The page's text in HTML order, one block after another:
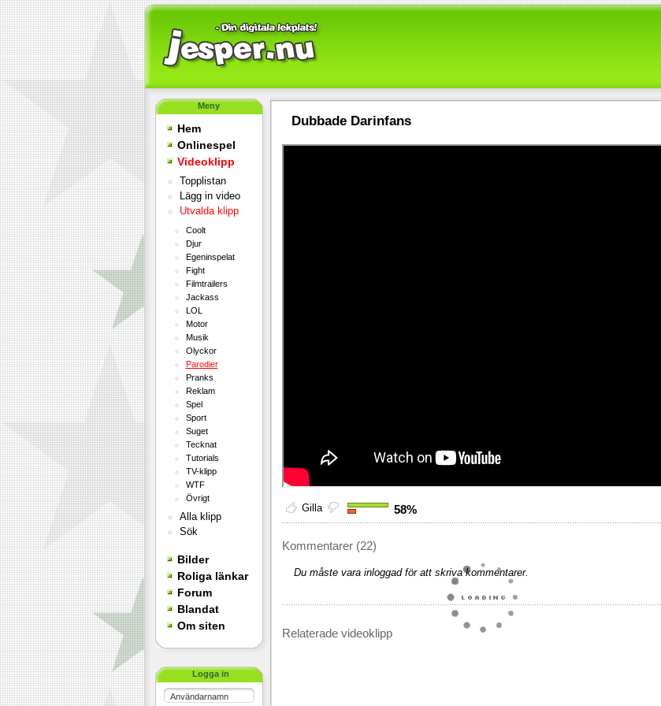
Meny
Hem
Onlinespel
Videoklipp
Topplistan
Lägg in video
Utvalda klipp
Coolt
Djur
Egeninspelat
Fight
Filmtrailers
Jackass
LOL
Motor
Musik
Olyckor
Parodier
Pranks
Reklam
Spel
Sport
Suget
Tecknat
Tutorials
TV-klipp
WTF
Övrigt
Alla klipp
Sök
Bilder
Roliga länkar
Forum
Blandat
Om siten
Logga in
Användarnamn
Dubbade Darinfans
Gilla 58%
Kommentarer (22)
Du måste vara inloggad för att skriva kommentarer.
Relaterade videoklipp